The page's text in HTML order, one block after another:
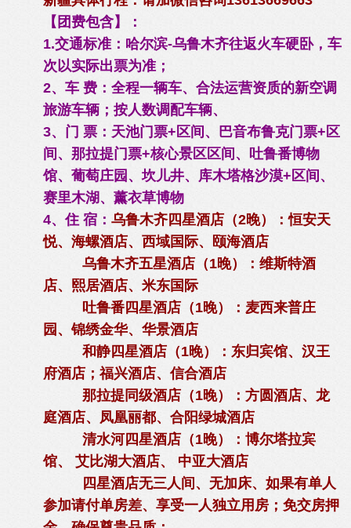
【团费包含】：
1.交通标准：哈尔滨-乌鲁木齐往返火车硬卧，车
次以实际出票为准；
2、车 费：全程一辆车、合法运营资质的新空调
旅游车辆；按人数调配车辆、
3、门 票：天池门票+区间、巴音布鲁克门票+区
间、那拉提门票+核心景区区间、吐鲁番博物
馆、葡萄庄园、坎儿井、库木塔格沙漠+区间、
赛里木湖、薰衣草博物
4、住 宿： 乌鲁木齐四星酒店（2晚）：恒安天
悦、海螺酒店、西域国际、颐海酒店
乌鲁木齐五星酒店（1晚）：维斯特酒
店、熙居酒店、米东国际
吐鲁番四星酒店（1晚）：麦西来普庄
园、锦绣金华、华景酒店
和静四星酒店（1晚）：东归宾馆、汉王
府酒店；福兴酒店、信合酒店
那拉提同级酒店（1晚）：方圆酒店、龙
庭酒店、凤凰丽都、合阳绿城酒店
清水河四星酒店（1晚）：博尔塔拉宾
馆、 艾比湖大酒店、 中亚大酒店
四星酒店无三人间、无加床、如果有单人
参加请付单房差、享受一人独立用房；免交房押